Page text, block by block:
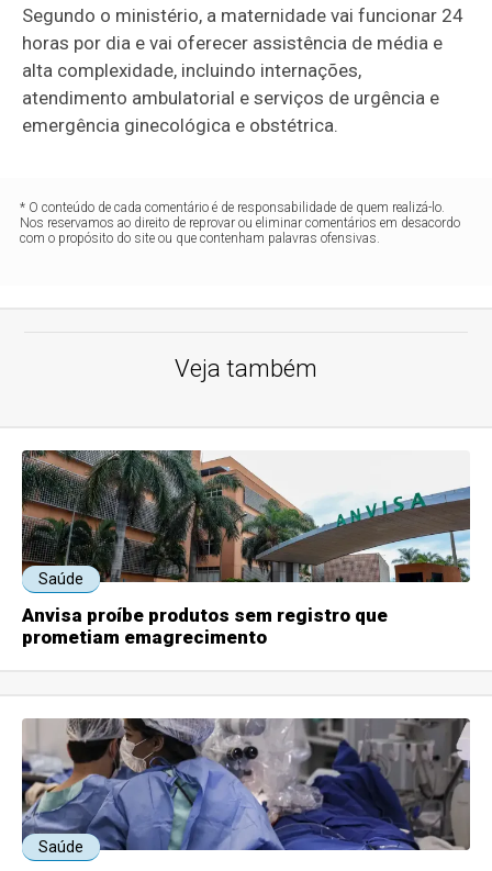
Segundo o ministério, a maternidade vai funcionar 24
horas por dia e vai oferecer assistência de média e
alta complexidade, incluindo internações,
atendimento ambulatorial e serviços de urgência e
emergência ginecológica e obstétrica.
* O conteúdo de cada comentário é de responsabilidade de quem realizá-lo.
Nos reservamos ao direito de reprovar ou eliminar comentários em desacordo
com o propósito do site ou que contenham palavras ofensivas.
Veja também
Saúde
Anvisa proíbe produtos sem registro que
prometiam emagrecimento
Saúde